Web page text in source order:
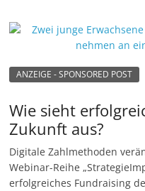
ANZEIGE - SPONSORED POST
Wie sieht
Zukunft aus?
Digitale Zahlmethoden
Webinar-Reihe
erfolgreiches Fundraising